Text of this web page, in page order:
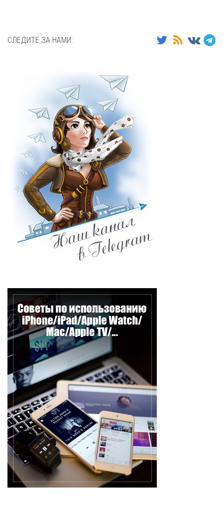
СЛЕДИТЕ ЗА НАМИ: